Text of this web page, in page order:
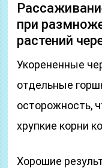
при
растений
Укорененные
отдельные
осторожность,
хрупкие корни
Хорошие